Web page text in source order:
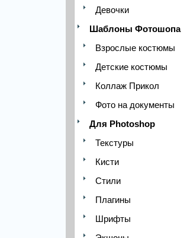
Девочки
Шаблоны Фотошопа
Взрослые костюмы
Детские костюмы
Коллаж Прикол
Фото на документы
Для Photoshop
Текстуры
Кисти
Стили
Плагины
Шрифты